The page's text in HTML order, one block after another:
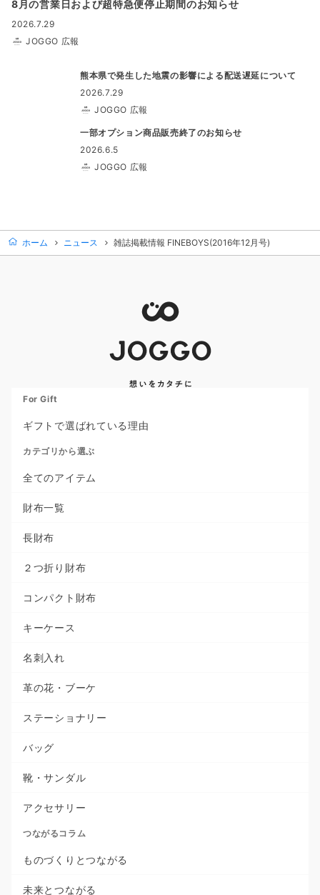
8月の営業日および超特急便停止期間のお知らせ
2026.7.29
JOGGO 広報
熊本県で発生した地震の影響による配送遅延について
2026.7.29
JOGGO 広報
一部オプション商品販売終了のお知らせ
2026.6.5
JOGGO 広報
ホーム ニュース 雑誌掲載情報 FINEBOYS(2016年12月号)
For Gift
ギフトで選ばれている理由
カテゴリから選ぶ
全てのアイテム
財布一覧
長財布
２つ折り財布
コンパクト財布
キーケース
名刺入れ
革の花・ブーケ
ステーショナリー
バッグ
靴・サンダル
アクセサリー
つながるコラム
ものづくりとつながる
未来とつながる